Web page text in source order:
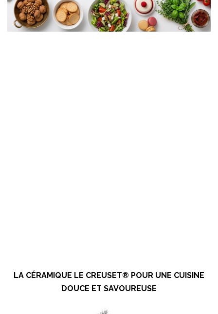
LA CÉRAMIQUE LE CREUSET® POUR UNE CUISINE
DOUCE ET SAVOUREUSE